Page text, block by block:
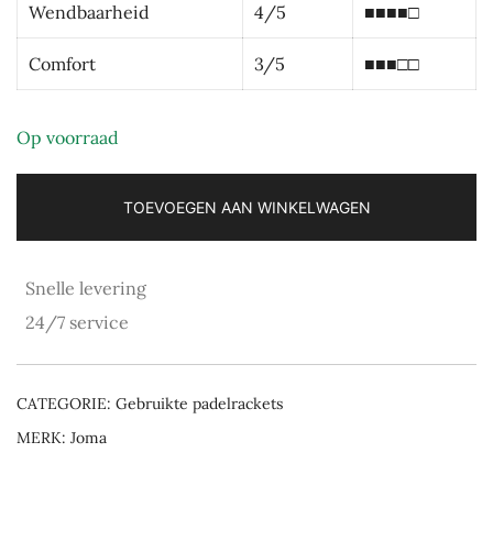
Wendbaarheid 4/5 ■■■■□
Comfort 3/5 ■■■□□
Op voorraad
TOEVOEGEN AAN WINKELWAGEN
Snelle levering
24/7 service
CATEGORIE: Gebruikte padelrackets
MERK: Joma